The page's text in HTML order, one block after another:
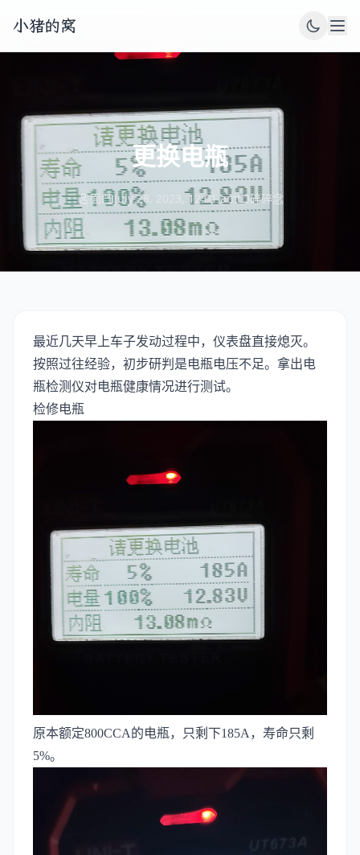
小猪的窝
更换电瓶
面 July 28, 2023, 12:01 am 碎碎念
最近几天早上车子发动过程中，仪表盘直接熄灭。
按照过往经验，初步研判是电瓶电压不足。拿出电
瓶检测仪对电瓶健康情况进行测试。
检修电瓶
原本额定800CCA的电瓶，只剩下185A，寿命只剩
5%。